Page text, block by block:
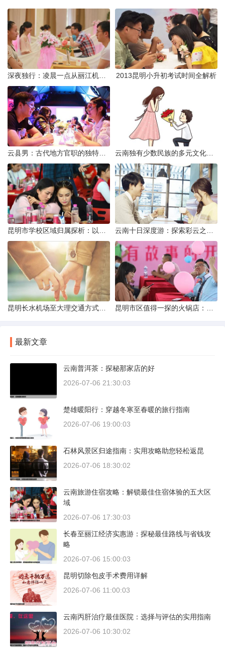
2013昆明小升初考试时间全解析
最新文章
云南普洱茶：探秘那家店的好
2026-07-06 21:30:03
楚雄暖阳行：穿越冬寒至春暖的旅行指南
2026-07-06 19:00:03
石林风景区归途指南：实用攻略助您轻松返昆
2026-07-06 18:30:02
云南旅游住宿攻略：解锁最佳住宿体验的五大区
域
2026-07-06 17:30:03
长春至丽江经济实惠游：探秘最佳路线与省钱攻
略
2026-07-06 15:00:03
昆明切除包皮手术费用详解
2026-07-06 11:00:03
云南丙肝治疗最佳医院：选择与评估的实用指南
2026-07-06 10:30:02